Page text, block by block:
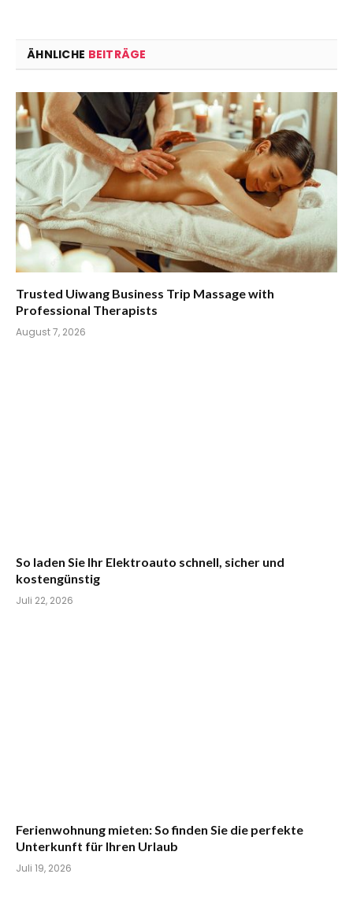
ÄHNLICHE BEITRÄGE
Trusted Uiwang Business Trip Massage with
Professional Therapists
August 7, 2026
So laden Sie Ihr Elektroauto schnell, sicher und
kostengünstig
Juli 22, 2026
Ferienwohnung mieten: So finden Sie die perfekte
Unterkunft für Ihren Urlaub
Juli 19, 2026